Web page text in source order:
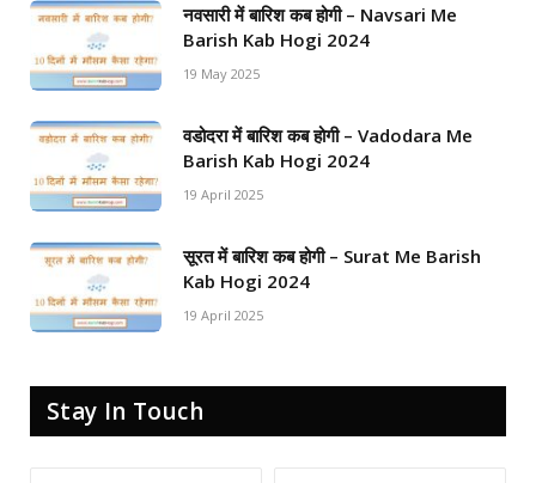
नवसारी में बारिश कब होगी – Navsari Me
Barish Kab Hogi 2024
19 May 2025
वडोदरा में बारिश कब होगी – Vadodara Me
Barish Kab Hogi 2024
19 April 2025
सूरत में बारिश कब होगी – Surat Me Barish
Kab Hogi 2024
19 April 2025
Stay In Touch